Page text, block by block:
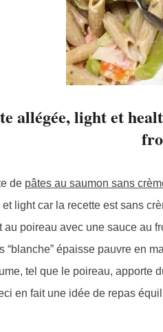
allégée, light et
de pâtes au saumon sans
light car la recette est sans
au poireau avec une sauce au
“blanche” épaisse pauvre en
tel que le poireau,
en fait une idée de repas